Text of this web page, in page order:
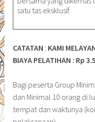
satu tas eksklusif.
CATATAN : KAMI
BIAYA PELATIHAN : Rp
Bagi peserta Group
dan Minimal 10 orang di
tempat dan waktunya